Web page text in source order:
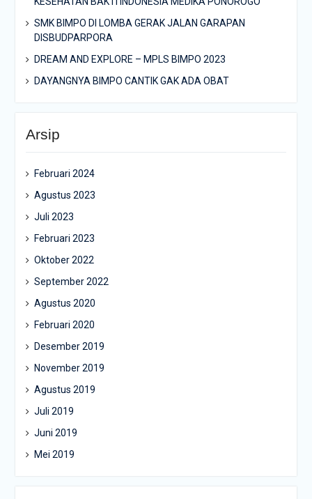
SMK BIMPO DI LOMBA GERAK JALAN GARAPAN
DISBUDPARPORA
DREAM AND EXPLORE – MPLS BIMPO 2023
DAYANGNYA BIMPO CANTIK GAK ADA OBAT
Arsip
Februari 2024
Agustus 2023
Juli 2023
Februari 2023
Oktober 2022
September 2022
Agustus 2020
Februari 2020
Desember 2019
November 2019
Agustus 2019
Juli 2019
Juni 2019
Mei 2019